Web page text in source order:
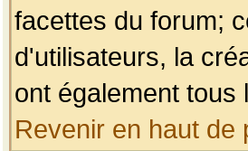
facettes du forum;
d'utilisateurs, la
ont également
Revenir en haut de